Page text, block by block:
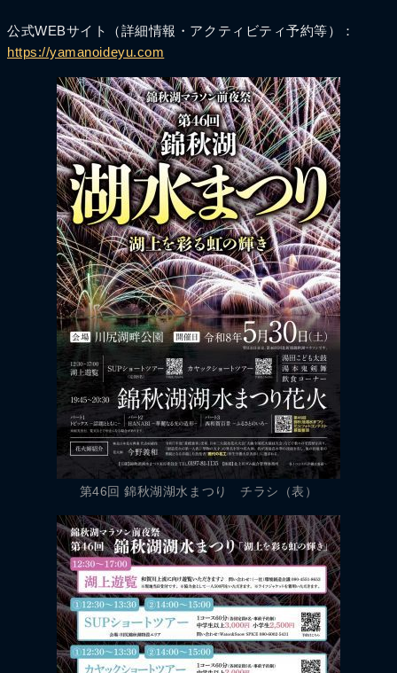
公式WEBサイト（詳細情報・アクティビティ予約等）：
https://yamanoideyu.com
第46回 錦秋湖湖水まつり チラシ（表）